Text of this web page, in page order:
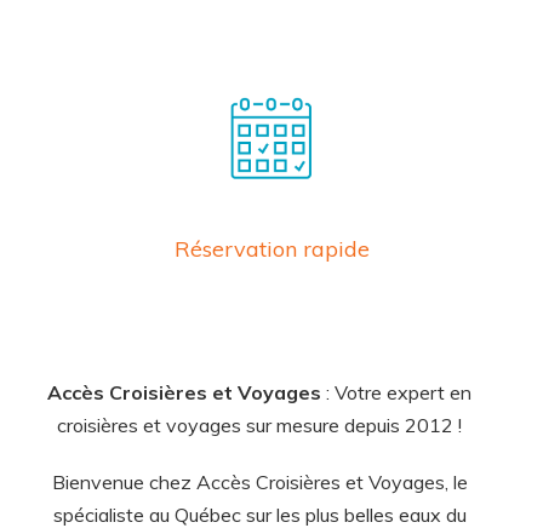
Réservation rapide
Accès Croisières et Voyages : Votre expert en
croisières et voyages sur mesure depuis 2012 !
Bienvenue chez Accès Croisières et Voyages, le
spécialiste au Québec sur les plus belles eaux du